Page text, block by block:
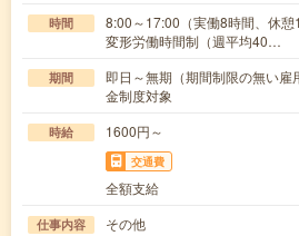
時間
8:00～17:00（実働8時間、休
変形労働時間制（週平均40…
期間
即日～無期（期間制限の無い
金制度対象
時給 1600円～
交通費
全額支給
仕事内容
その他